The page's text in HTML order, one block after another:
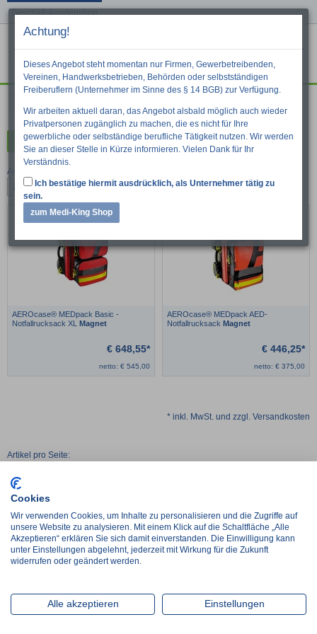
Geschäftskundenshop
Menu Suche
Kategorien
Artikel pro Seite:
48 96
AEROcase® MEDpack Basic -
Notfallrucksack XL
Magnet
€ 648,55*
netto: € 545,00
AEROcase® MEDpack AED-
Notfallrucksack Magnet
€ 446,25*
netto: € 375,00
* inkl. MwSt. und zzgl. Versandkosten
Artikel pro Seite:
Ihre Vorteile bei Medi-King
Schnelle Lieferung
Kompetente Beratungshotline
Bundesweiter Außendienst
Achtung!
Dieses Angebot steht momentan nur Firmen, Gewerbetreibenden,
Vereinen, Handwerksbetrieben, Behörden oder selbstständigen
Freiberuflern (Unternehmer im Sinne des § 14 BGB) zur Verfügung.
Wir arbeiten aktuell daran, das Angebot alsbald möglich auch wieder
Privatpersonen zugänglich zu machen, die es nicht für Ihre
gewerbliche oder selbständige berufliche Tätigkeit nutzen. Wir werden
Sie an dieser Stelle in Kürze informieren. Vielen Dank für Ihr
Verständnis.
Ich bestätige hiermit ausdrücklich, als Unternehmer tätig zu
sein.
zum Medi-King Shop
Cookies
Wir verwenden Cookies, um Inhalte zu personalisieren und die Zugriffe auf
unsere Website zu analysieren. Mit einem Klick auf die Schaltfläche „Alle
Akzeptieren“ erklären Sie sich damit einverstanden. Die Einwilligung kann
unter Einstellungen abgelehnt, jederzeit mit Wirkung für die Zukunft
widerrufen oder geändert werden.
Alle akzeptieren Einstellungen